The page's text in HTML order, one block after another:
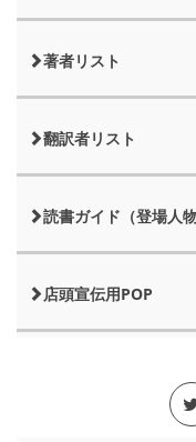
著者リスト
翻訳者リスト
読書ガイド（登場人
店頭宣伝用POP